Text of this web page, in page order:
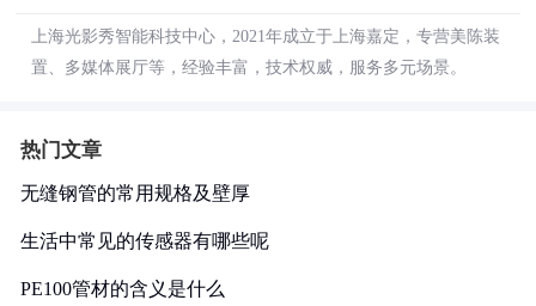
上海光影秀智能科技中心，2021年成立于上海嘉定，专营美陈装
置、多媒体展厅等，经验丰富，技术权威，服务多元场景。
热门文章
无缝钢管的常用规格及壁厚
生活中常见的传感器有哪些呢
PE100管材的含义是什么